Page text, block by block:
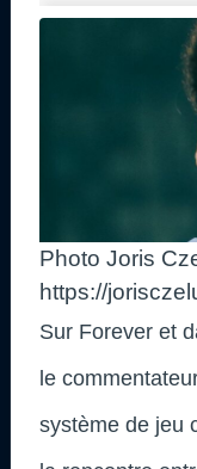
Photo Joris
https://
Sur Forever et
le
système de jeu